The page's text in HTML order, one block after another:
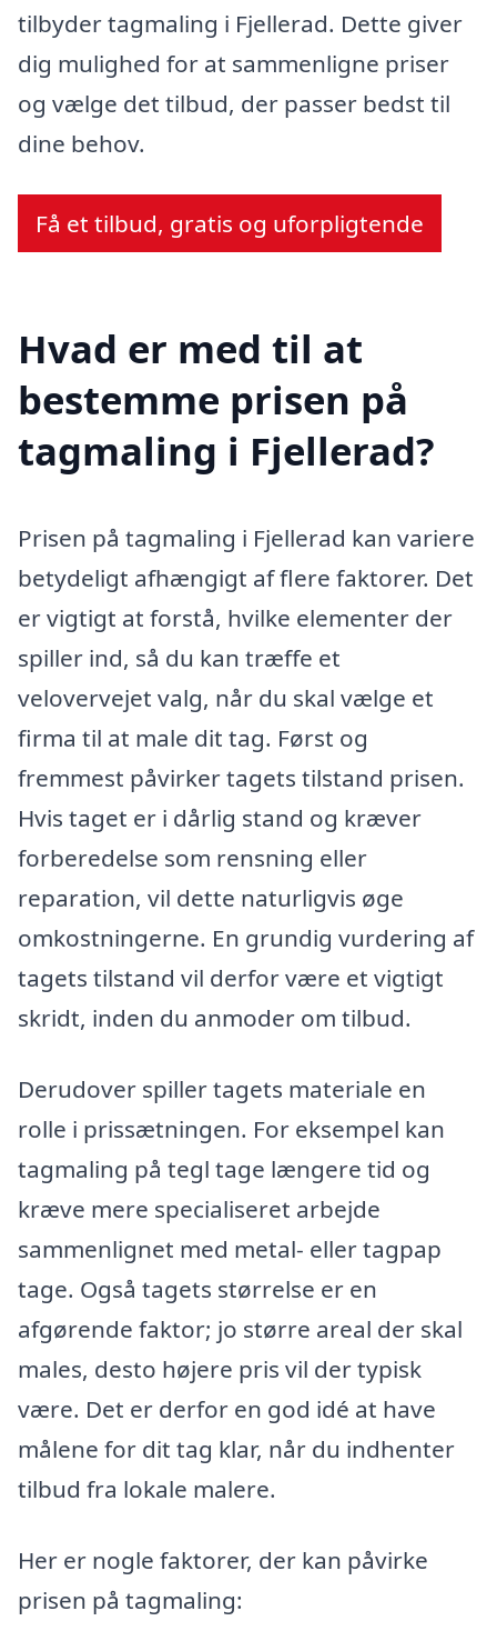
tilbyder tagmaling i Fjellerad. Dette giver
dig mulighed for at sammenligne priser
og vælge det tilbud, der passer bedst til
dine behov.
Få et tilbud, gratis og uforpligtende
Hvad er med til at
bestemme prisen på
tagmaling i Fjellerad?
Prisen på tagmaling i Fjellerad kan variere
betydeligt afhængigt af flere faktorer. Det
er vigtigt at forstå, hvilke elementer der
spiller ind, så du kan træffe et
velovervejet valg, når du skal vælge et
firma til at male dit tag. Først og
fremmest påvirker tagets tilstand prisen.
Hvis taget er i dårlig stand og kræver
forberedelse som rensning eller
reparation, vil dette naturligvis øge
omkostningerne. En grundig vurdering af
tagets tilstand vil derfor være et vigtigt
skridt, inden du anmoder om tilbud.
Derudover spiller tagets materiale en
rolle i prissætningen. For eksempel kan
tagmaling på tegl tage længere tid og
kræve mere specialiseret arbejde
sammenlignet med metal- eller tagpap
tage. Også tagets størrelse er en
afgørende faktor; jo større areal der skal
males, desto højere pris vil der typisk
være. Det er derfor en god idé at have
målene for dit tag klar, når du indhenter
tilbud fra lokale malere.
Her er nogle faktorer, der kan påvirke
prisen på tagmaling: